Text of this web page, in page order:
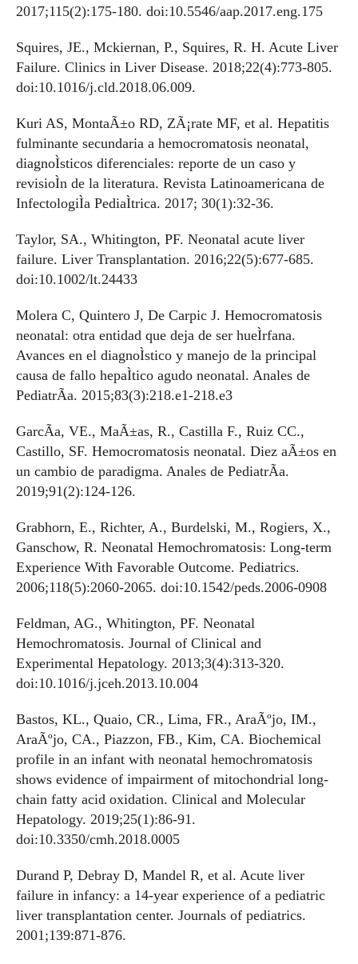
2017;115(2):175-180. doi:10.5546/aap.2017.eng.175
Squires, JE., Mckiernan, P., Squires, R. H. Acute Liver
Failure. Clinics in Liver Disease. 2018;22(4):773-805.
doi:10.1016/j.cld.2018.06.009.
Kuri AS, MontaÃ±o RD, ZÃ¡rate MF, et al. Hepatitis
fulminante secundaria a hemocromatosis neonatal,
diagnoÌsticos diferenciales: reporte de un caso y
revisioÌn de la literatura. Revista Latinoamericana de
InfectologiÌa PediaÌtrica. 2017; 30(1):32-36.
Taylor, SA., Whitington, PF. Neonatal acute liver
failure. Liver Transplantation. 2016;22(5):677-685.
doi:10.1002/lt.24433
Molera C, Quintero J, De Carpic J. Hemocromatosis
neonatal: otra entidad que deja de ser hueÌrfana.
Avances en el diagnoÌstico y manejo de la principal
causa de fallo hepaÌtico agudo neonatal. Anales de
PediatrÃ­a. 2015;83(3):218.e1-218.e3
GarcÃ­a, VE., MaÃ±as, R., Castilla F., Ruiz CC.,
Castillo, SF. Hemocromatosis neonatal. Diez aÃ±os en
un cambio de paradigma. Anales de PediatrÃ­a.
2019;91(2):124-126.
Grabhorn, E., Richter, A., Burdelski, M., Rogiers, X.,
Ganschow, R. Neonatal Hemochromatosis: Long-term
Experience With Favorable Outcome. Pediatrics.
2006;118(5):2060-2065. doi:10.1542/peds.2006-0908
Feldman, AG., Whitington, PF. Neonatal
Hemochromatosis. Journal of Clinical and
Experimental Hepatology. 2013;3(4):313-320.
doi:10.1016/j.jceh.2013.10.004
Bastos, KL., Quaio, CR., Lima, FR., AraÃºjo, IM.,
AraÃºjo, CA., Piazzon, FB., Kim, CA. Biochemical
profile in an infant with neonatal hemochromatosis
shows evidence of impairment of mitochondrial long-
chain fatty acid oxidation. Clinical and Molecular
Hepatology. 2019;25(1):86-91.
doi:10.3350/cmh.2018.0005
Durand P, Debray D, Mandel R, et al. Acute liver
failure in infancy: a 14-year experience of a pediatric
liver transplantation center. Journals of pediatrics.
2001;139:871-876.